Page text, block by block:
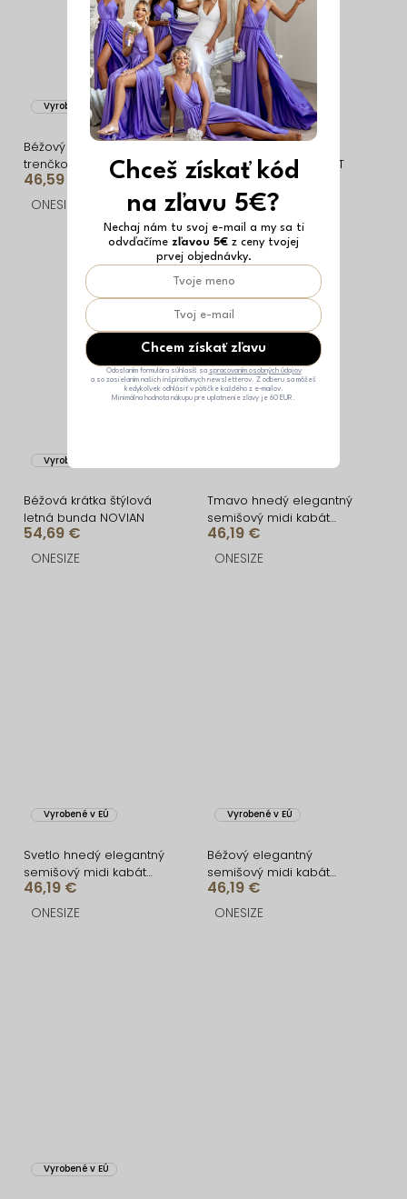
Vyrobené v EÚ
Béžový krátky kabátik
trenčkot MYNTRA
46,59 €
ONESIZE
Vyrobené v EÚ
Béžový elegantný
trenčkot kabát DOLIVAT
70,89 €
ONESIZE
Vyrobené v EÚ
Béžová krátka štýlová
letná bunda NOVIAN
54,69 €
ONESIZE
Tmavo hnedý elegantný
semišový midi kabát
AERISCA
46,19 €
ONESIZE
Vyrobené v EÚ
Svetlo hnedý elegantný
semišový midi kabát
AERISCA
46,19 €
ONESIZE
Vyrobené v EÚ
Béžový elegantný
semišový midi kabát
AERISCA
46,19 €
ONESIZE
Vyrobené v EÚ
Chceš získať kód
na zľavu 5€?
Nechaj nám tu svoj e-mail a my sa ti
odvďačíme zľavou 5€ z ceny tvojej
prvej objednávky.
Chcem získať zľavu
Odoslaním formulára súhlasíš sa spracovaním osobných údajov
a so zasielaním našich inšpiratívnych newsletterov. Z odberu sa môžeš
kedykoľvek odhlásiť v pätičke každého z e-mailov.
Minimálna hodnota nákupu pre uplatnenie zľavy je 60 EUR.